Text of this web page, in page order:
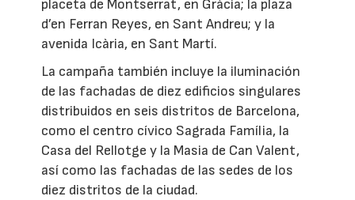
placeta de Montserrat, en Gràcia; la plaza
d’en Ferran Reyes, en Sant Andreu; y la
avenida Icària, en Sant Martí.
La campaña también incluye la iluminación
de las fachadas de diez edificios singulares
distribuidos en seis distritos de Barcelona,
como el centro cívico Sagrada Família, la
Casa del Rellotge y la Masia de Can Valent,
así como las fachadas de las sedes de los
diez distritos de la ciudad.